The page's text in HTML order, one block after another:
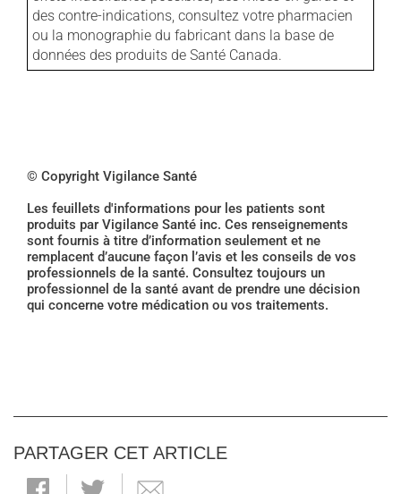
des contre-indications, consultez votre pharmacien
ou la monographie du fabricant dans la base de
données des produits de Santé Canada.
© Copyright Vigilance Santé
Les feuillets d'informations pour les patients sont
produits par Vigilance Santé inc. Ces renseignements
sont fournis à titre d’information seulement et ne
remplacent d’aucune façon l’avis et les conseils de vos
professionnels de la santé. Consultez toujours un
professionnel de la santé avant de prendre une décision
qui concerne votre médication ou vos traitements.
PARTAGER CET ARTICLE